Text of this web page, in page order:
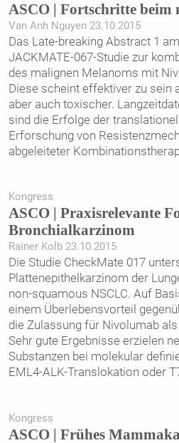
ASCO | Fortschritte beim
Van Anh Nguyen 23.10.2015
Das Late-breaking Abstract 1
JACKMATE-067-Studie zur
des malignen Melanoms mit
Diese scheint effektiver zu sein
aber auch toxischer.
sind die Erfolge der
Erforschung von
abgeleiteter
Kongress
ASCO | Praxisrelevante
Bronchialkarzinom
Rainer Kolb 23.10.2015
Die Studie CheckMate 017
Plattenepithelkarzinom der
non-squamous NSCLC. Auf
einem Überlebensvorteil
die Zulassung für Nivolumab
Sehr gute Ergebnisse erzielen
Substanzen bei molekular
EML4-ALK-Translokation oder
Kongress
ASCO | Frühes